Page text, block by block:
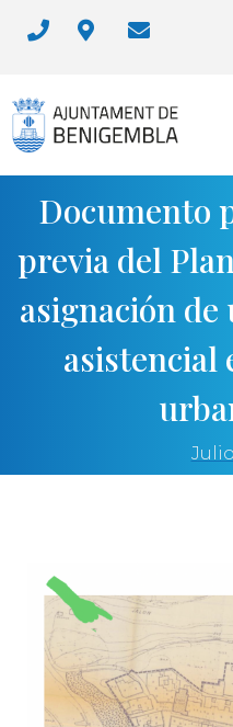
Documento
previa del
asignación
asistencial
Julio